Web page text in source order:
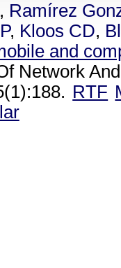
, Ramírez
, Kloos CD,
and
Network
RTF